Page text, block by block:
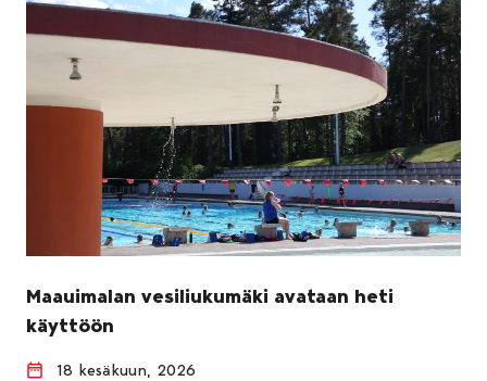
Maauimalan vesiliukumäki avataan heti
käyttöön
18 kesäkuun, 2026